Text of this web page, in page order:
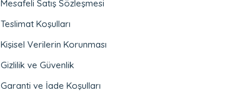
Mesafeli Satış Sözleşmesi
Teslimat Koşulları
Kişisel Verilerin Korunması
Gizlilik ve Güvenlik
Garanti ve İade Koşulları